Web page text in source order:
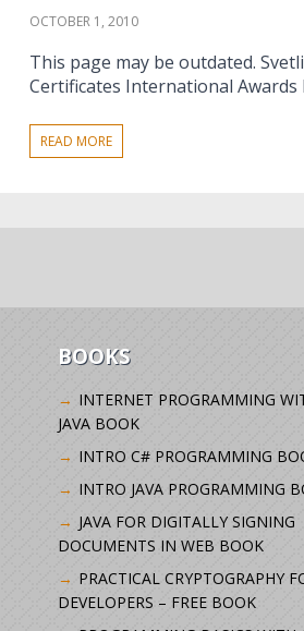
OCTOBER 1, 2010
This page may be outdated.
Certificates International Awards
READ MORE
BOOKS
INTERNET PROGRAMMING
JAVA BOOK
INTRO C# PROGRAMMING
INTRO JAVA PROGRAMMING
JAVA FOR DIGITALLY SIGNING
DOCUMENTS IN WEB BOOK
PRACTICAL CRYPTOGRAPHY
DEVELOPERS – FREE BOOK